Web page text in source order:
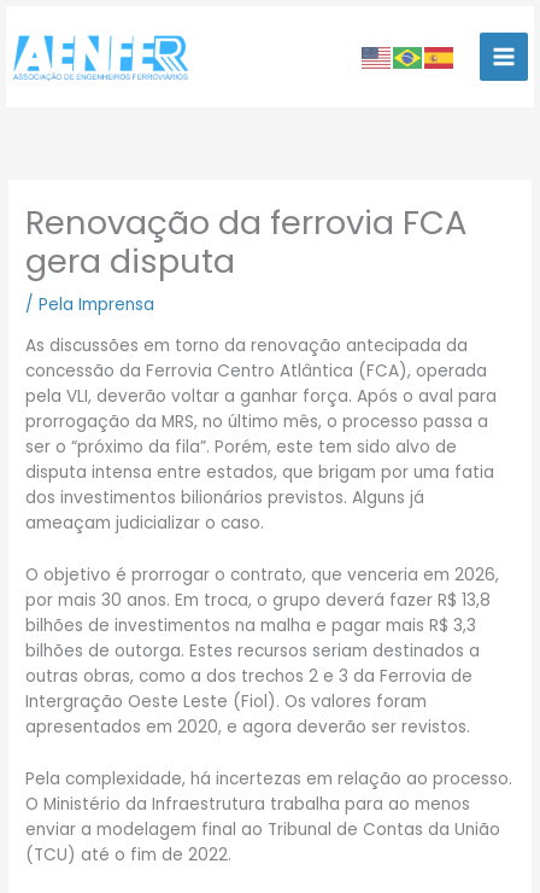
para
conteúdo
Renovação da ferrovia FCA
gera disputa
/Pela Imprensa
As discussões em torno da renovação antecipada da
concessão da Ferrovia Centro Atlântica (FCA), operada
pela VLI, deverão voltar a ganhar força. Após o aval para
prorrogação da MRS, no último mês, o processo passa a
ser o “próximo da fila”. Porém, este tem sido alvo de
disputa intensa entre estados, que brigam por uma fatia
dos investimentos bilionários previstos. Alguns já
ameaçam judicializar o caso.
O objetivo é prorrogar o contrato, que venceria em 2026,
por mais 30 anos. Em troca, o grupo deverá fazer R$ 13,8
bilhões de investimentos na malha e pagar mais R$ 3,3
bilhões de outorga. Estes recursos seriam destinados a
outras obras, como a dos trechos 2 e 3 da Ferrovia de
Intergração Oeste Leste (Fiol). Os valores foram
apresentados em 2020, e agora deverão ser revistos.
Pela complexidade, há incertezas em relação ao processo.
O Ministério da Infraestrutura trabalha para ao menos
enviar a modelagem final ao Tribunal de Contas da União
(TCU) até o fim de 2022.